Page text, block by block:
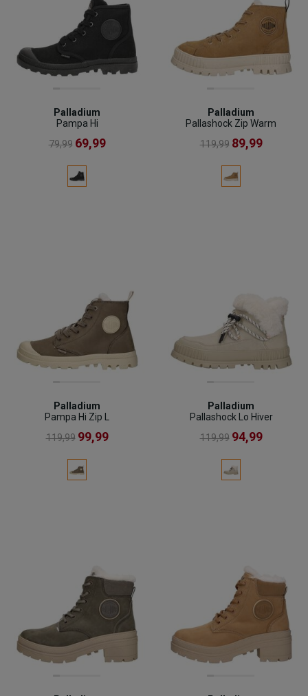
Palladium
Pampa Hi
79,99 69,99
Palladium
Pallashock Zip Warm
119,99 89,99
Palladium
Pampa Hi Zip L
119,99 99,99
Palladium
Pallashock Lo Hiver
119,99 94,99